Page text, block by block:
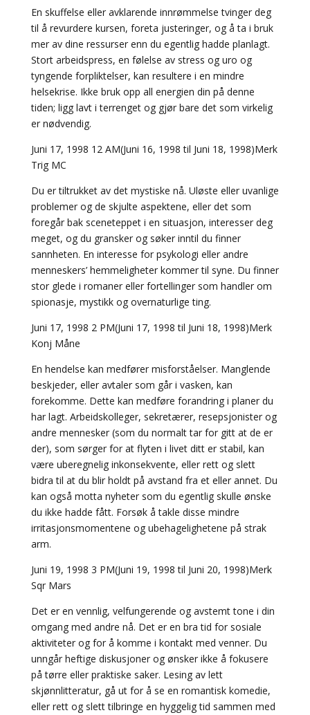
En skuffelse eller avklarende innrømmelse tvinger deg
til å revurdere kursen, foreta justeringer, og å ta i bruk
mer av dine ressurser enn du egentlig hadde planlagt.
Stort arbeidspress, en følelse av stress og uro og
tyngende forpliktelser, kan resultere i en mindre
helsekrise. Ikke bruk opp all energien din på denne
tiden; ligg lavt i terrenget og gjør bare det som virkelig
er nødvendig.
Juni 17, 1998 12 AM(Juni 16, 1998 til Juni 18, 1998)Merk
Trig MC
Du er tiltrukket av det mystiske nå. Uløste eller uvanlige
problemer og de skjulte aspektene, eller det som
foregår bak sceneteppet i en situasjon, interesser deg
meget, og du gransker og søker inntil du finner
sannheten. En interesse for psykologi eller andre
menneskers’ hemmeligheter kommer til syne. Du finner
stor glede i romaner eller fortellinger som handler om
spionasje, mystikk og overnaturlige ting.
Juni 17, 1998 2 PM(Juni 17, 1998 til Juni 18, 1998)Merk
Konj Måne
En hendelse kan medfører misforståelser. Manglende
beskjeder, eller avtaler som går i vasken, kan
forekomme. Dette kan medføre forandring i planer du
har lagt. Arbeidskolleger, sekretærer, resepsjonister og
andre mennesker (som du normalt tar for gitt at de er
der), som sørger for at flyten i livet ditt er stabil, kan
være uberegnelig inkonsekvente, eller rett og slett
bidra til at du blir holdt på avstand fra et eller annet. Du
kan også motta nyheter som du egentlig skulle ønske
du ikke hadde fått. Forsøk å takle disse mindre
irritasjonsmomentene og ubehagelighetene på strak
arm.
Juni 19, 1998 3 PM(Juni 19, 1998 til Juni 20, 1998)Merk
Sqr Mars
Det er en vennlig, velfungerende og avstemt tone i din
omgang med andre nå. Det er en bra tid for sosiale
aktiviteter og for å komme i kontakt med venner. Du
unngår heftige diskusjoner og ønsker ikke å fokusere
på tørre eller praktiske saker. Lesing av lett
skjønnlitteratur, gå ut for å se en romantisk komedie,
eller rett og slett tilbringe en hyggelig tid sammen med